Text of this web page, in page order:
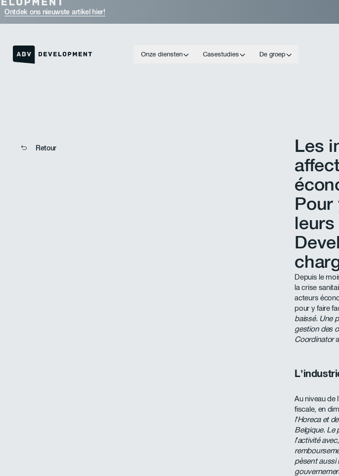
Ontdek ons nieuwste artikel hier!
Onze diensten Casestudies De groep
Retour
Les
Pour
Depuis le
la crise
acteurs
pour y faire
baissé. Une
gestion des
Coordinator
Au niveau de
fiscale, en
l’Horeca et
Belgique. Le
l’activité
pèsent aussi